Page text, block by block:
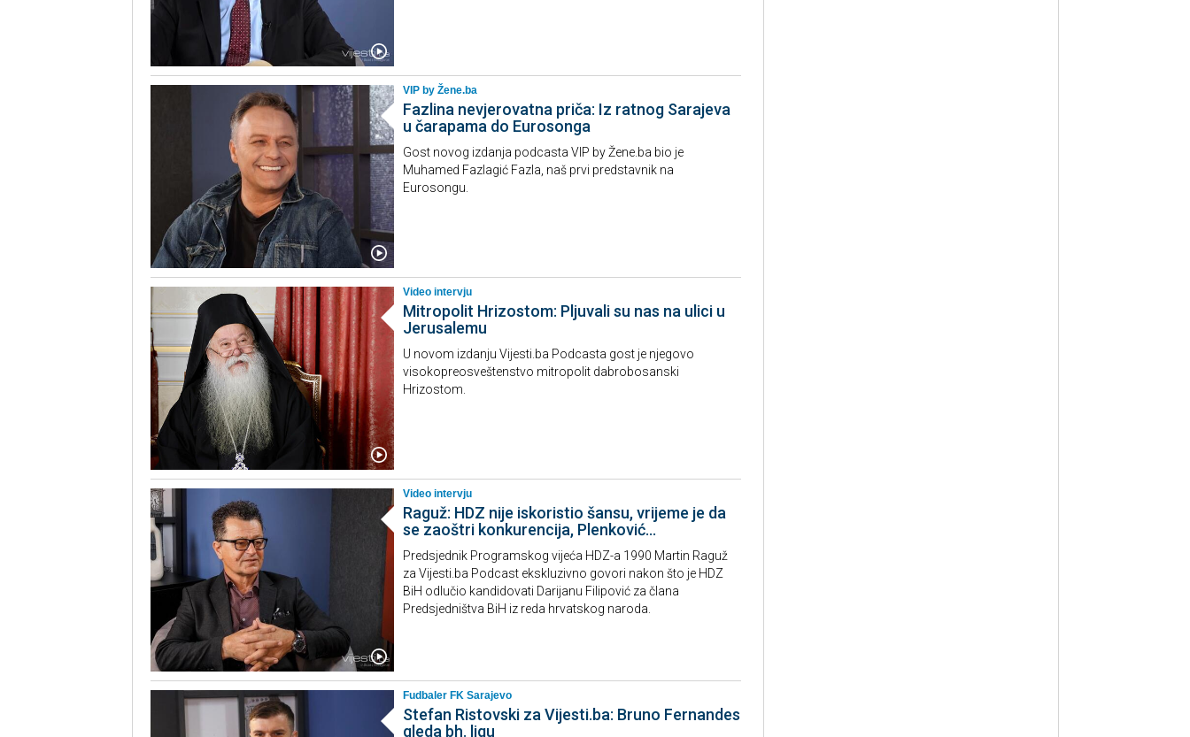
VIP by Žene.ba
Fazlina nevjerovatna priča: Iz ratnog Sarajeva
u čarapama do Eurosonga
Gost novog izdanja podcasta VIP by Žene.ba bio je
Muhamed Fazlagić Fazla, naš prvi predstavnik na
Eurosongu.
Video intervju
Mitropolit Hrizostom: Pljuvali su nas na ulici u
Jerusalemu
U novom izdanju Vijesti.ba Podcasta gost je njegovo
visokopreosveštenstvo mitropolit dabrobosanski
Hrizostom.
Video intervju
Raguž: HDZ nije iskoristio šansu, vrijeme je da
se zaoštri konkurencija, Plenković…
Predsjednik Programskog vijeća HDZ-a 1990 Martin Raguž
za Vijesti.ba Podcast ekskluzivno govori nakon što je HDZ
BiH odlučio kandidovati Darijanu Filipović za člana
Predsjedništva BiH iz reda hrvatskog naroda.
Fudbaler FK Sarajevo
Stefan Ristovski za Vijesti.ba: Bruno Fernandes
gleda bh. ligu